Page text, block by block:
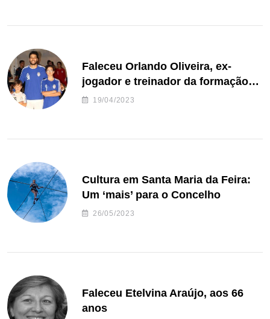
Faleceu Orlando Oliveira, ex-
jogador e treinador da formação
de andebol do Feirense
19/04/2023
Cultura em Santa Maria da Feira:
Um ‘mais’ para o Concelho
26/05/2023
Faleceu Etelvina Araújo, aos 66
anos